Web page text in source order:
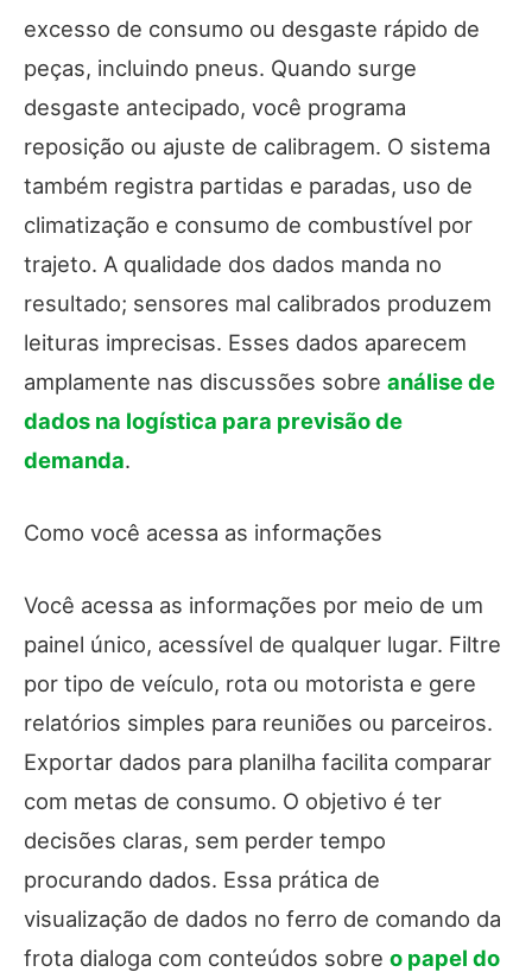
excesso de consumo ou desgaste rápido de
peças, incluindo pneus. Quando surge
desgaste antecipado, você programa
reposição ou ajuste de calibragem. O sistema
também registra partidas e paradas, uso de
climatização e consumo de combustível por
trajeto. A qualidade dos dados manda no
resultado; sensores mal calibrados produzem
leituras imprecisas. Esses dados aparecem
amplamente nas discussões sobre análise de
dados na logística para previsão de
demanda.
Como você acessa as informações
Você acessa as informações por meio de um
painel único, acessível de qualquer lugar. Filtre
por tipo de veículo, rota ou motorista e gere
relatórios simples para reuniões ou parceiros.
Exportar dados para planilha facilita comparar
com metas de consumo. O objetivo é ter
decisões claras, sem perder tempo
procurando dados. Essa prática de
visualização de dados no ferro de comando da
frota dialoga com conteúdos sobre o papel do